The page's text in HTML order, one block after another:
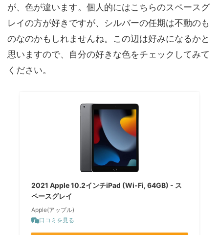
が、色が違います。個人的にはこちらのスペースグ
レイの方が好きですが、シルバーの任期は不動のも
のなのかもしれませんね。この辺は好みになるかと
思いますので、自分の好きな色をチェックしてみて
ください。
2021 Apple 10.2インチiPad (Wi-Fi, 64GB) - ス
ペースグレイ
Apple(アップル)
口コミを見る